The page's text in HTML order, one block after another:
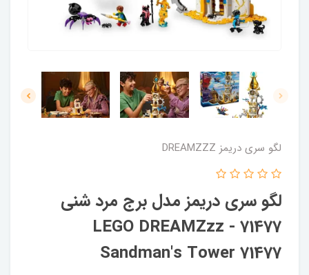
لگو سری دریمز DREAMZZZ
لگو سری دریمز مدل برج مرد شنی
71477 - LEGO DREAMZzz
Sandman's Tower 71477